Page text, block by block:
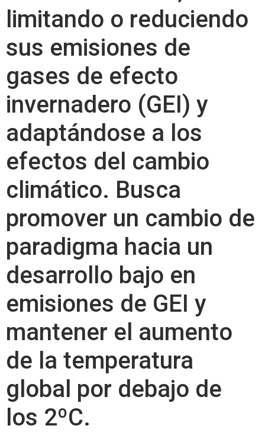
limitando o reduciendo
sus emisiones de
gases de efecto
invernadero (GEI) y
adaptándose a los
efectos del cambio
climático. Busca
promover un cambio de
paradigma hacia un
desarrollo bajo en
emisiones de GEI y
mantener el aumento
de la temperatura
global por debajo de
los 2ºC.